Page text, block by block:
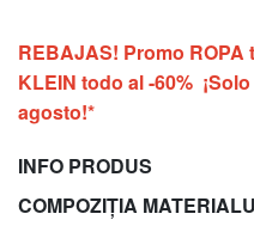
REBAJAS! Promo ROPA
KLEIN todo al -60%
agosto!*
INFO PRODUS
COMPOZIȚIA